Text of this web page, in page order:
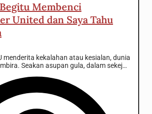
Membenci
United dan Saya Tahu
menderita kekalahan atau kesialan, dunia
Seakan asupan gula, dalam sekejap